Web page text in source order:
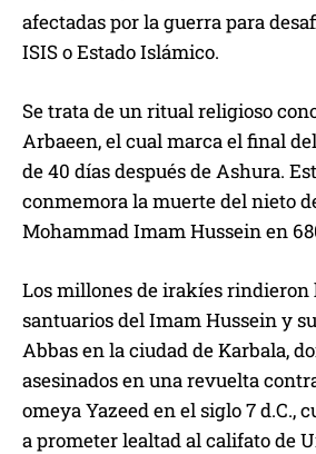
afectadas por la guerra para
ISIS o Estado Islámico.
Se trata de un ritual religioso
Arbaeen, el cual marca el final
de 40 días después de Ashura.
conmemora la muerte del nieto
Mohammad Imam Hussein en
Los millones de irakíes rindieron
santuarios del Imam Hussein y
Abbas en la ciudad de Karbala,
asesinados en una revuelta
omeya Yazeed en el siglo 7 d.C.,
a prometer lealtad al califato de